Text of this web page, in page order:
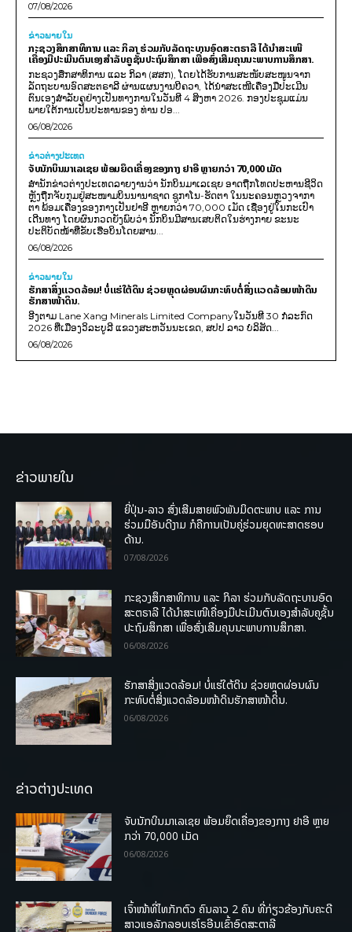
07/08/2026
ຂ່າວພາຍ​ໃນ
ກະຊວງສຶກສາທິການ ແລະ ກິລາ ຮ່ວມກັບລັດຖະບານອົດສະຕຣາລີ ໄດ້ນຳສະເໜີ
ເຄື່ອງມືປະເມີນຕົນເອງສຳລັບຄູຊັ້ນປະຖົມສຶກສາ ເພື່ອສົ່ງເສີມຄຸນນະພາບການສຶກສາ.
ກະຊວງສຶກສາທິການ ແລະ ກິລາ (ສສກ), ໂດຍໄດ້ຮັບການສະໜັບສະໜູນຈາກ
ລັດຖະບານອົດສະຕຣາລີ ຜ່ານແຜນງານບີຄວາ, ໄດ້ນຳສະເໜີເຄື່ອງມືປະເມີນ
ຕົນເອງສຳລັບຄູຢ່າງເປັນທາງການໃນວັນທີ 4 ສິງຫາ 2026. ກອງປະຊຸມແມ່ນ
ພາຍໃຕ້ການເປັນປະທານຂອງ ທ່ານ ປອ...
06/08/2026
ຂ່າວຕ່າງປະເທດ
ຈັບນັກບິນມາເລເຊຍ ພ້ອມຍຶດເຄື່ອງຂອງກາງ ຢາອີ ຫຼາຍກວ່າ 70,000 ເມັດ
ສຳນັກຂ່າວຕ່າງປະເທດລາຍງານວ່າ ນັກບິນມາເລເຊຍ ອາດຖືກໂທດປະຫານຊີວິດ
ຫຼັງຖືກຈັບກຸມຢູ່ສະໜາມບິນນານາຊາດ ຊູກາໂນ-ຮັດຕາ ໃນນະຄອນຫຼວງຈາກາ
ຕາ ພ້ອມເຄື່ອງຂອງກາງເປັນຢາອີ ຫຼາຍກວ່າ 70,000 ເມັດ ເຊື່ອງຢູ່ໃນກະເປົາ
ເດີນທາງ ໂດຍຜົນກວດຍັງພົບວ່າ ນັກບິນມີສານເສບຕິດໃນຮ່າງກາຍ ຂະນະ
ປະຕິບັດໜ້າທີ່ຂັບເຮືອບິນໂດຍສານ...
06/08/2026
ຂ່າວພາຍ​ໃນ
ຮັກສາສິ່ງແວດລ້ອມ! ບໍ່ແຮ່ໃຕ້ດິນ ຊ່ວຍຫຼຸດຜ່ອນຜົນກະທົບຕໍ່ສິ່ງແວດລ້ອມໜ້າດິນ
ຮັກສາໜ້າດິນ.
ອີງຕາມ Lane Xang Minerals Limited Companyໃນວັນທີ 30 ກໍລະກົດ
2026 ທີ່ເມືອງວິລະບູລີ ແຂວງສະຫວັນນະເຂດ, ສປປ ລາວ ບໍລິສັດ...
06/08/2026
ຂ່າວພາຍໃນ
ຍີ່ປຸ່ນ-ລາວ ສົ່ງເສີມສາຍພົວພັນມິດຕະພາບ ແລະ ການ
ຮ່ວມມືອັນດີງາມ ກໍຄືການເປັນຄູ່ຮ່ວມຍຸດທະສາດຮອບ
ດ້ານ.
07/08/2026
ກະຊວງສຶກສາທິການ ແລະ ກິລາ ຮ່ວມກັບລັດຖະບານອົດ
ສະຕຣາລີ ໄດ້ນຳສະເໜີເຄື່ອງມືປະເມີນຕົນເອງສຳລັບຄູຊັ້ນ
ປະຖົມສຶກສາ ເພື່ອສົ່ງເສີມຄຸນນະພາບການສຶກສາ.
06/08/2026
ຮັກສາສິ່ງແວດລ້ອມ! ບໍ່ແຮ່ໃຕ້ດິນ ຊ່ວຍຫຼຸດຜ່ອນຜົນ
ກະທົບຕໍ່ສິ່ງແວດລ້ອມໜ້າດິນຮັກສາໜ້າດິນ.
06/08/2026
ຂ່າວຕ່າງປະເທດ
ຈັບນັກບິນມາເລເຊຍ ພ້ອມຍຶດເຄື່ອງຂອງກາງ ຢາອີ ຫຼາຍ
ກວ່າ 70,000 ເມັດ
06/08/2026
ເຈົ້າໜ້າທີ່ໄທກັກຕົວ ຄົນລາວ 2 ຄົນ ທີ່ກ່ຽວຂ້ອງກັບຄະດີ
ສາວແອລັກລອບເຮໂຣອີນເຂົ້າອົດສະຕາລີ